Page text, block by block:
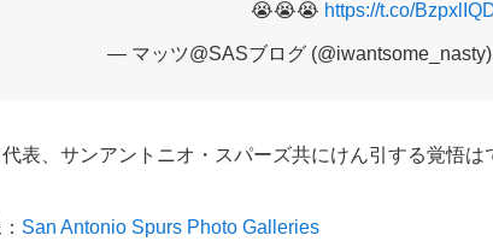
😭😭😭 https://t.co/
— マッツ@SASブログ (@iwantsome_nasty)
表、サンアントニオ・スパーズ共にけん引する覚悟は
San Antonio Spurs Photo Galleries